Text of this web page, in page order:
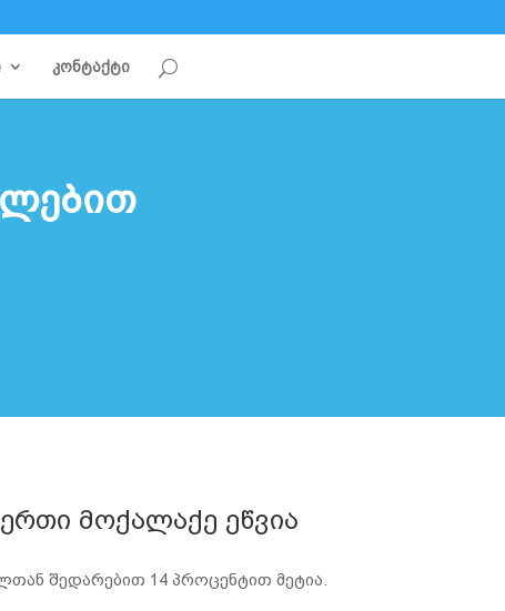
კონტაქტი
მოქალაქე ეწვია
შედარებით 14 პროცენტით მეტია.